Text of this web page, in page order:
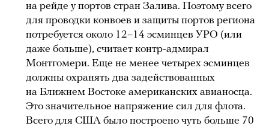
на рейде у портов стран Залива. Поэтому всего
для проводки конвоев и защиты портов региона
потребуется около 12–14 эсминцев УРО (или
даже больше), считает контр-адмирал
Монтгомери. Еще не менее четырех эсминцев
должны охранять два задействованных
на Ближнем Востоке американских авианосца.
Это значительное напряжение сил для флота.
Всего для США было построено чуть больше 70